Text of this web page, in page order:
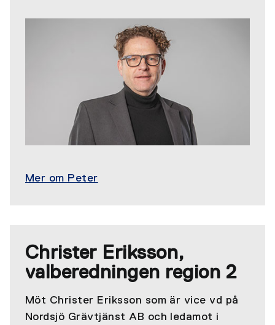
Mer om Peter
Christer Eriksson,
valberedningen region 2
Möt Christer Eriksson som är vice vd på
Nordsjö Grävtjänst AB och ledamot i